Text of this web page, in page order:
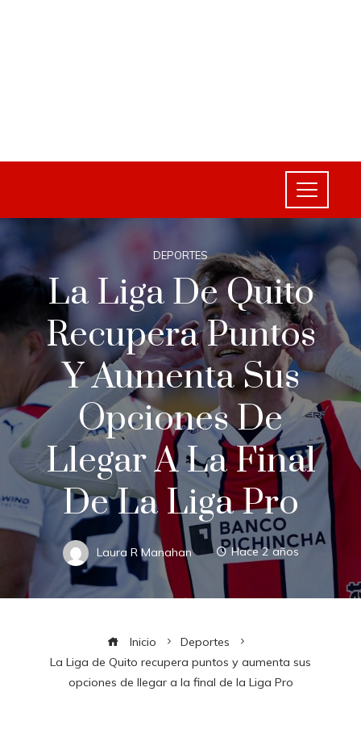
DEPORTES
La Liga De Quito
Recupera Puntos
Y Aumenta Sus
Opciones De
Llegar A La Final
De La Liga Pro
Laura R Manahan Hace 2 años
Inicio
Deportes
La Liga de Quito recupera puntos y aumenta sus
opciones de llegar a la final de la Liga Pro